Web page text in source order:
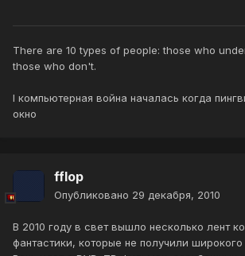
There are 10 types of people: those who
those who don't.
I компьютерная война началась когда
окно
fflop
Опубликовано 29 декабря, 2010
В 2010 году в свет вышло несколько лент
фантастики, которые не получили широкого